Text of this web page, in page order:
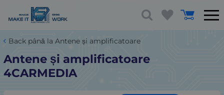
Back până la Antene și amplificatoare
Antene și amplificatoare
4CARMEDIA